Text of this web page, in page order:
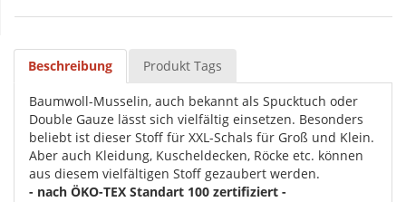
Beschreibung Produkt Tags
Baumwoll-Musselin, auch bekannt als Spucktuch oder
Double Gauze lässt sich vielfältig einsetzen. Besonders
beliebt ist dieser Stoff für XXL-Schals für Groß und Klein.
Aber auch Kleidung, Kuscheldecken, Röcke etc. können
aus diesem vielfältigen Stoff gezaubert werden.
- nach ÖKO-TEX Standart 100 zertifiziert -